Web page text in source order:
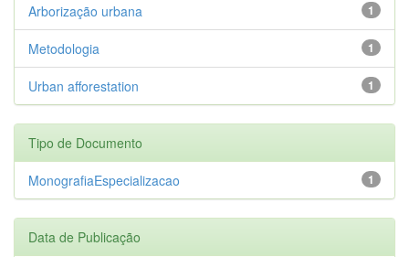
1
Arborização urbana
1
Metodologia
1
Urban afforestation
Tipo de Documento
1
MonografiaEspecializacao
Data de Publicação